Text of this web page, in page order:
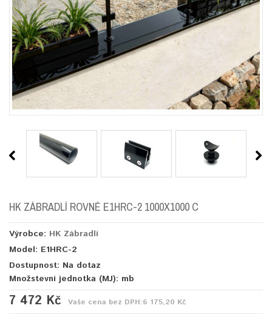
HK ZÁBRADLÍ ROVNÉ E1HRC-2 1000X1000 C
Výrobce: HK Zábradlí
Model: E1HRC-2
Dostupnost: Na dotaz
Množstevní jednotka (MJ): mb
7 472 Kč Vaše cena bez DPH:6 175,20 Kč